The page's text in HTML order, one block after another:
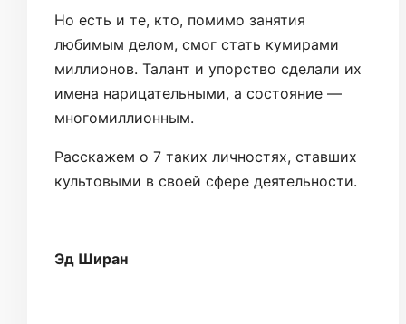
Но есть и те, кто, помимо занятия
любимым делом, смог стать кумирами
миллионов. Талант и упорство сделали их
имена нарицательными, а состояние —
многомиллионным.
Расскажем о 7 таких личностях, ставших
культовыми в своей сфере деятельности.
Эд Ширан